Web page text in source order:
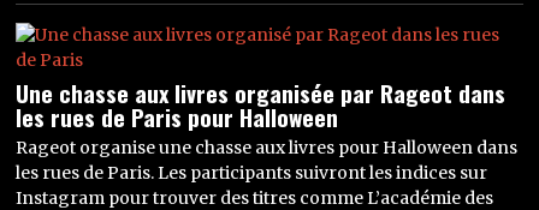
Une chasse aux livres organisée par Rageot dans
les rues de Paris pour Halloween
Rageot organise une chasse aux livres pour Halloween dans
les rues de Paris. Les participants suivront les indices sur
Instagram pour trouver des titres comme L’académie des